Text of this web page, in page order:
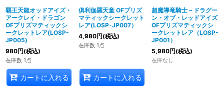
覇王天龍オッドアイズ・
アークレイ・ドラゴン
OFプリズマティックシ
ークレットレア(LOSP-
JP005)
980円(税込)
在庫数 1点
カートに入れる
俱利伽羅天童 OFプリズ
マティックシークレット
レア(LOSP-JP007）
4,980円(税込)
在庫数 1点
カートに入れる
超魔導竜騎士－ドラグー
ン・オブ・レッドアイズ
OFプリズマティックシ
ークレットレア（LOSP-
JP001）
5,980円(税込)
在庫なし